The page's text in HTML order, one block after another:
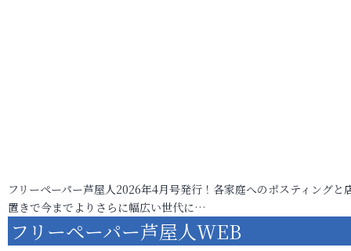
フリーペーパー芦屋人2026年4月号発行！各家庭へのポスティングと
置きで今までよりさらに幅広い世代に…
フリーペーパー芦屋人WEB